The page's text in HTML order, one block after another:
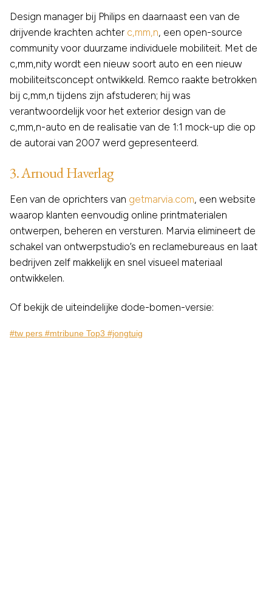
Design manager bij Philips en daarnaast een van de
drijvende krachten achter c,mm,n, een open-source
community voor duurzame individuele mobiliteit. Met de
c,mm,nity wordt een nieuw soort auto en een nieuw
mobiliteitsconcept ontwikkeld. Remco raakte betrokken
bij c,mm,n tijdens zijn afstuderen; hij was
verantwoordelijk voor het exterior design van de
c,mm,n-auto en de realisatie van de 1:1 mock-up die op
de autorai van 2007 werd gepresenteerd.
3. Arnoud Haverlag
Een van de oprichters van getmarvia.com, een website
waarop klanten eenvoudig online printmaterialen
ontwerpen, beheren en versturen. Marvia elimineert de
schakel van ontwerpstudio’s en reclamebureaus en laat
bedrijven zelf makkelijk en snel visueel materiaal
ontwikkelen.
Of bekijk de uiteindelijke dode-bomen-versie:
#tw pers #mtribune Top3 #jongtuig